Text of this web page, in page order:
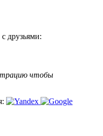
друзьями:
чтобы